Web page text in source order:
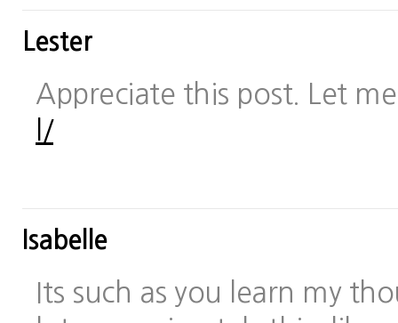
Lester
Appreciate this post. Let
l/
Isabelle
Its such as you learn my